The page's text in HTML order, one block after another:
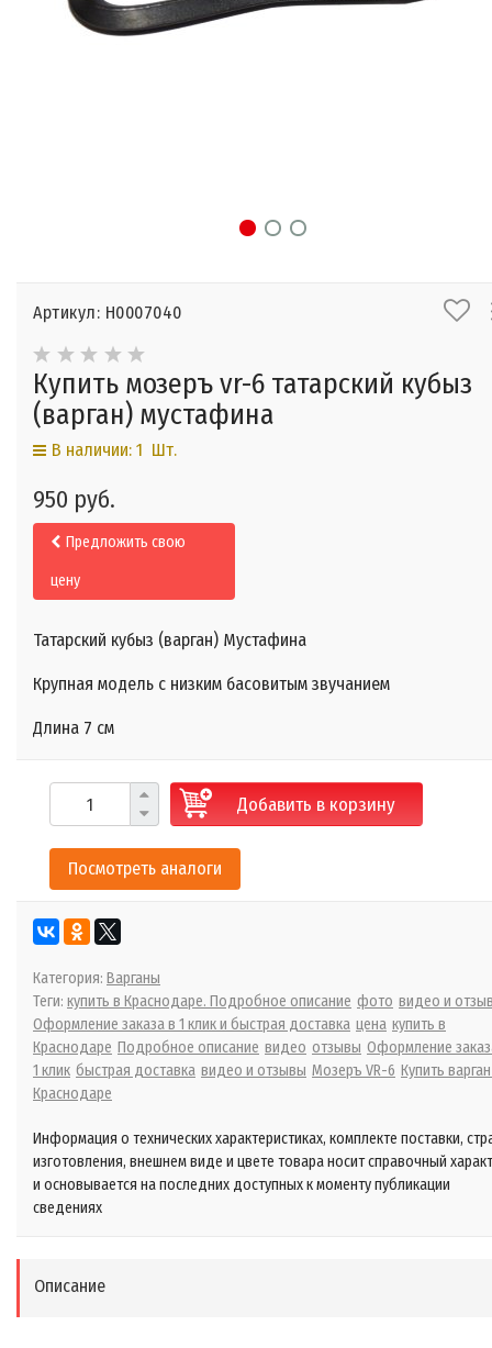
Артикул: Н0007040
Купить мозеръ vr-6 татарский кубыз
(варган) мустафина
В наличии: 1 Шт.
950 руб.
Предложить свою
цену
Татарский кубыз (варган) Мустафина
Крупная модель с низким басовитым звучанием
Длина 7 см
Добавить в корзину
Посмотреть аналоги
Категория: Варганы
Теги: купить в Краснодаре. Подробное описание фото видео и
Оформление заказа в 1 клик и быстрая доставка цена купить в
Краснодаре Подробное описание видео отзывы Оформление
1 клик быстрая доставка видео и отзывы Мозеръ VR-6 Купить
Краснодаре
Информация о технических характеристиках, комплекте поставки,
изготовления, внешнем виде и цвете товара носит справочный
и основывается на последних доступных к моменту публикации
сведениях
Описание